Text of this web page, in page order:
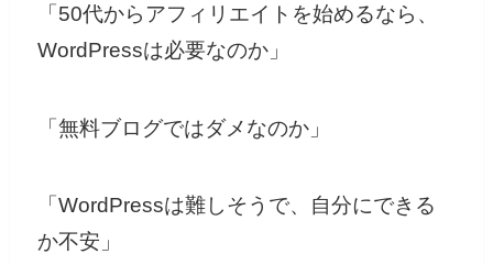
「50代からアフィリエイトを始めるなら、
WordPressは必要なのか」
「無料ブログではダメなのか」
「WordPressは難しそうで、自分にできる
か不安」